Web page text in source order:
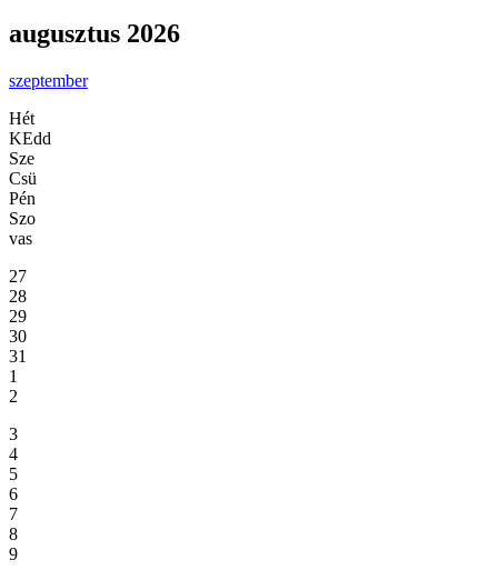
augusztus 2026
szeptember
Hét
KEdd
Sze
Csü
Pén
Szo
vas
27
28
29
30
31
1
2
3
4
5
6
7
8
9